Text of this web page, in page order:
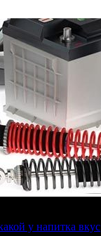
у напитка вкус